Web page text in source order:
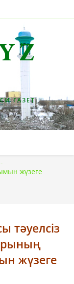
ГАЗЕТ
жүзеге
тәуелсіз
жүзеге